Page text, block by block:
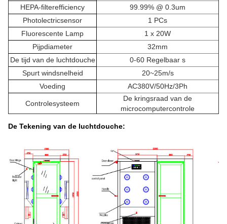
HEPA-filterefficiency
99.99% @ 0.3um
Photolectricsensor
1 PCs
Fluorescente Lamp
1 x 20W
Pijpdiameter
32mm
De tijd van de luchtdouche
0-60 Regelbaar s
Spurt windsnelheid
20~25m/s
Voeding
AC380V/50Hz/3Ph
Controlesysteem
De kringsraad van de
microcomputercontrole
De Tekening van de luchtdouche: